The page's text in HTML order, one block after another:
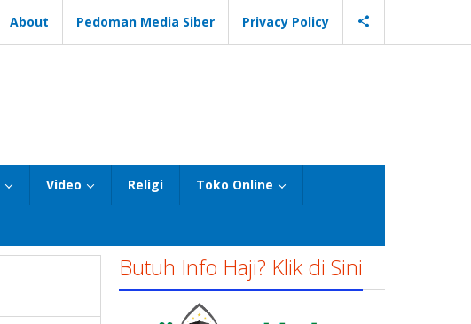
About Pedoman Media Siber Privacy Policy
Video Religi Toko Online
Butuh Info Haji? Klik di Sini